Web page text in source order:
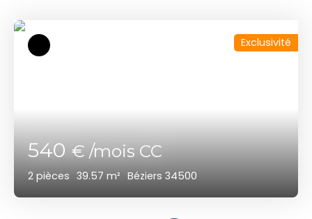
540€ /mois CC
2 pièces 39.57 m² Béziers 34500
Exclusivité